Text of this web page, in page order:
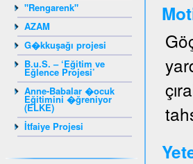
"Rengarenk"
AZAM
G�kkuşağı projesi
B.u.S. – ‘Eğitim ve
Eğlence Projesi’
Anne-Babalar �ocuk
Eğitimini �ğreniyor
(ELKE)
İtfaiye Projesi